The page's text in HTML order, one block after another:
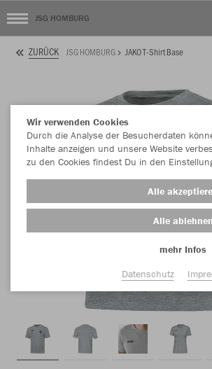
JSG HOMBURG
ZURÜCK JSG HOMBURG JAKO T-Shirt Base
Wir verwenden Cookies
Durch die Analyse der Besucherdaten
Inhalte anzeigen und unsere Website
zu den Cookies findest Du in den
Alle
Alle ablehnen
mehr Infos
Datenschutz